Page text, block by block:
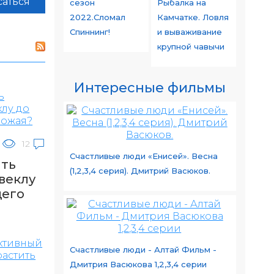
12
сезон
2022.Сломал
Спиннинг!
Рыбалка на
Камчатке. Ловля
и вываживание
крупной чавычи
Интересные фильмы
Счастливые люди «Енисей». Весна
(1,2,3,4 серия). Дмитрий Васюков.
Счастливые люди - Алтай Фильм -
Дмитрия Васюкова 1,2,3,4 серии